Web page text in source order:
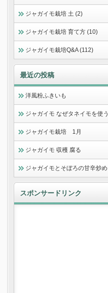
ジャガイモ栽培 土 (2)
ジャガイモ栽培 育て方 (10)
ジャガイモ栽培Q&A (112)
最近の投稿
洋風粉ふきいも
ジャガイモ なぜタネイモを使う
ジャガイモ栽培 1月
ジャガイモ 収穫 腐る
ジャガイモとそぼろの甘辛炒め
スポンサードリンク